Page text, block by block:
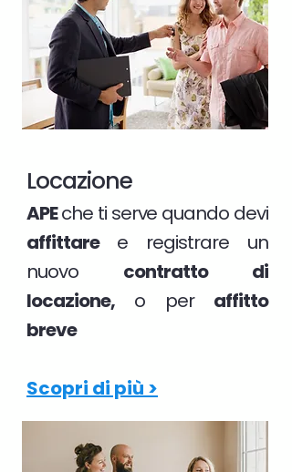
Locazione
APEche ti serve quando devi
affittare e registrare un
nuovo contratto di
locazione, o peraffitto
breve
Scopri di più >